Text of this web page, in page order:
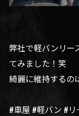
弊社で軽バンリー
てみました！笑
綺麗に維持するの
#車屋 #軽バン #